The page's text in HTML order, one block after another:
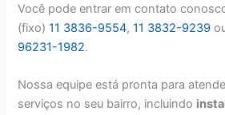
Você pode entrar em contato
(fixo)11 3836-9554,11 3832-9239
96231-1982.
Nossa equipe está pronta para
serviços no seu bairro, incluindo